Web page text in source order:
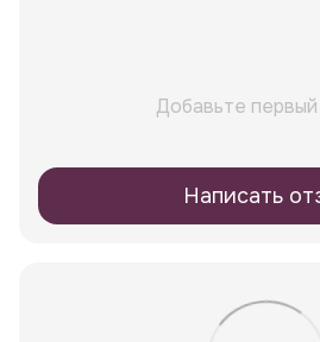
Добавьте
Написать